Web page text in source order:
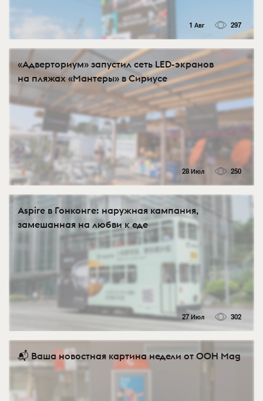
1 Авг 297
«Адверториум» запустил сеть LED-экранов
на пляжах «Мантеры» в Сириусе
28 Июл 250
Aspire в Гонконге: наружная кампания,
замешанная на любви к еде
27 Июл 302
📬 Ваша новостная картина недели от OOH Mag